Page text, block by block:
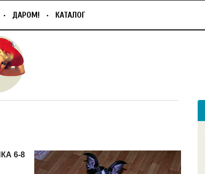
ДАРОМ! КАТАЛОГ
6-8